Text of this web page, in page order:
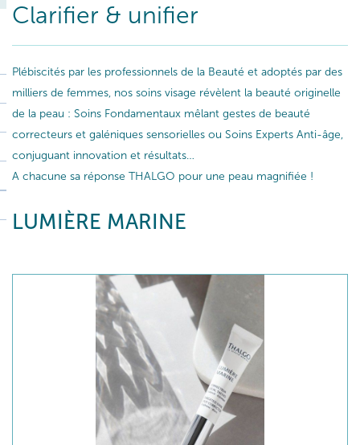
Clarifier & unifier
Plébiscités par les professionnels de la Beauté et adoptés par des
milliers de femmes, nos soins visage révèlent la beauté originelle
de la peau : Soins Fondamentaux mêlant gestes de beauté
correcteurs et galéniques sensorielles ou Soins Experts Anti-âge,
conjuguant innovation et résultats…
A chacune sa réponse THALGO pour une peau magnifiée !
LUMIÈRE MARINE